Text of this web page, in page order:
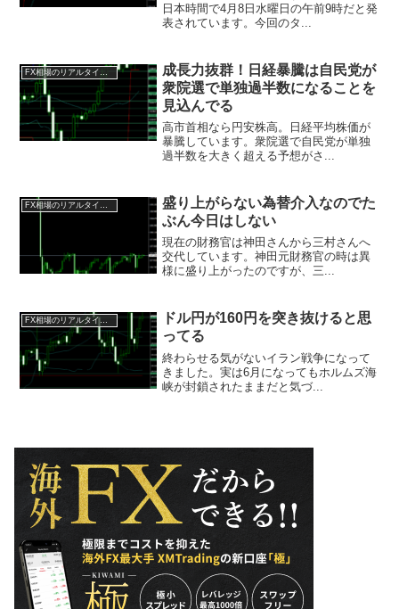
日本時間で4月8日水曜日の午前9時だと発
表されています。今回のタ...
成長力抜群！日経暴騰は自民党が
衆院選で単独過半数になることを
見込んでる
高市首相なら円安株高。日経平均株価が
暴騰しています。衆院選で自民党が単独
過半数を大きく超える予想がさ...
盛り上がらない為替介入なのでた
ぶん今日はしない
現在の財務官は神田さんから三村さんへ
交代しています。神田元財務官の時は異
様に盛り上がったのですが、三...
FX相場のリアルタイム情報2026
ドル円が160円を突き抜けると思
ってる
終わらせる気がないイラン戦争になって
きました。実は6月になってもホルムズ海
峡が封鎖されたままだと気づ...